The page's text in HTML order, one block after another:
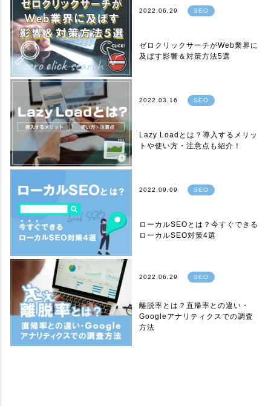
2022.06.29 SEO
ゼロクリックサーチがWeb業界に
及ぼす影響＆対策方法5選
2022.03.16 SEO
Lazy Loadとは？導入するメリッ
トや使い方・注意点も紹介！
2022.09.09 SEO
ローカルSEOとは？今すぐできる
ローカルSEO対策4選
2022.06.29 SEO
離脱率とは？直帰率との違い・
Googleアナリティクスでの調査
方法